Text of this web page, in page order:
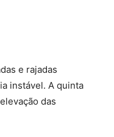
e rajadas
instável. A quinta
das